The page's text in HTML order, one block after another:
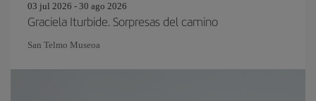
03 jul 2026 - 30 ago 2026
Graciela Iturbide. Sorpresas del camino
San Telmo Museoa